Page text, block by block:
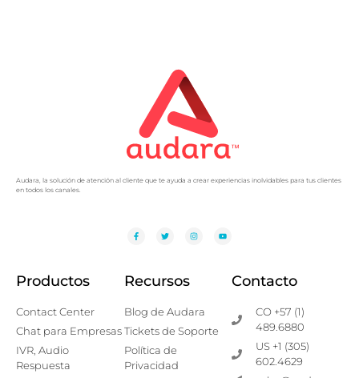
Audara, la solución de atención al cliente que te ayuda a crear experiencias inolvidables para tus clientes
en todos los canales.
Productos
Contact Center
Chat para Empresas
IVR, Audio
Respuesta
Recursos
Blog de Audara
Tickets de Soporte
Política de
Privacidad
Contacto
CO +57 (1)
489.6880
US +1 (305)
602.4629